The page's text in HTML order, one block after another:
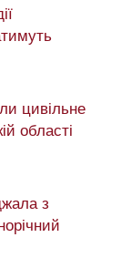
цивільне
області
з